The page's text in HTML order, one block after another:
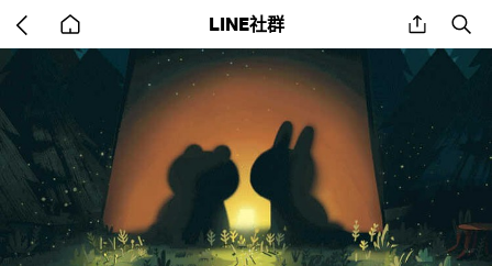
back
to
LINE社群 share